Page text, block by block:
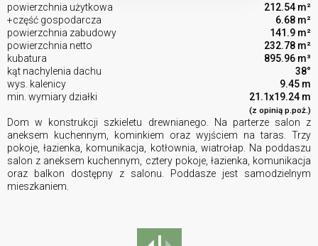
powierzchnia użytkowa
212.54 m²
+część gospodarcza
6.68 m²
powierzchnia zabudowy
141.9 m²
powierzchnia netto
232.78 m²
kubatura
895.96 m³
kąt nachylenia dachu
38°
wys. kalenicy
9.45 m
min. wymiary działki
21.1x19.24 m
(z opinią p.poż.)
Dom w konstrukcji szkieletu drewnianego. Na parterze salon z
aneksem kuchennym, kominkiem oraz wyjściem na taras. Trzy
pokoje, łazienka, komunikacja, kotłownia, wiatrołap. Na poddaszu
salon z aneksem kuchennym, cztery pokoje, łazienka, komunikacja
oraz balkon dostępny z salonu. Poddasze jest samodzielnym
mieszkaniem.